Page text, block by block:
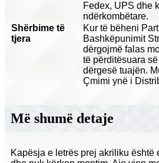
Fedex, UPS dhe
ndërkombëtare.
Shërbime të
tjera
Kur të bëheni
Bashkëpunimit
dërgojmë falas
të përditësuara
dërgesë tuajën.
Çmimi ynë i
Më shumë detaje
Kapësja e letrës prej akriliku është